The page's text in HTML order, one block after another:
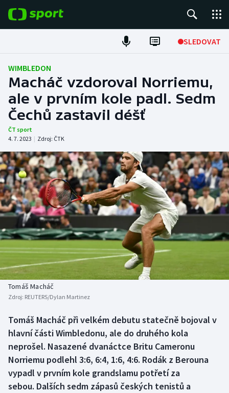
SLEDOVAT
Fotbal
Hokej
Tenis
Atletika
Cyklistika
DALŠÍ SPORTY
Americký fotbal
Baseball a softbal
Basketbal
Biatlon
Box
Curling
Dostihy
NEPŘEHLÉDNĚTE
Soutěže
Historické návraty
Aplikace ČT sport
WIMBLEDON
Macháč vzdoroval Norriemu,
ale v prvním kole padl. Sedm
Čechů zastavil déšť
ČT sport
4. 7. 2023 | Zdroj: ČTK
Tomáš Macháč
Zdroj: REUTERS/Dylan Martinez
Tomáš Macháč při velkém debutu statečně bojoval v
hlavní části Wimbledonu, ale do druhého kola
neprošel. Nasazené dvanáctce Britu Cameronu
Norriemu podlehl 3:6, 6:4, 1:6, 4:6. Rodák z Berouna
vypadl v prvním kole grandslamu potřetí za
sebou. Dalších sedm zápasů českých tenistů a